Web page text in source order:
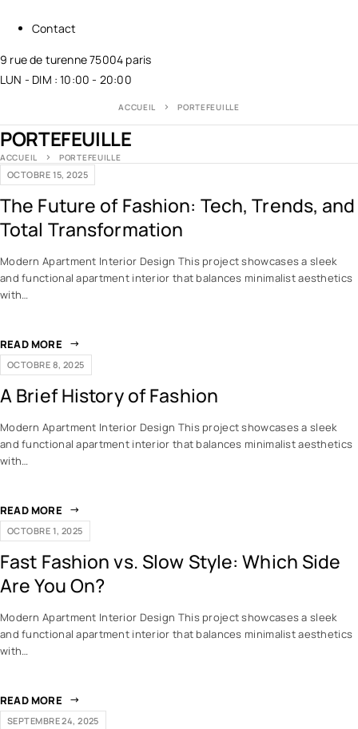
Contact
9 rue de turenne 75004 paris
LUN - DIM : 10:00 - 20:00
ACCUEIL PORTEFEUILLE
PORTEFEUILLE
ACCUEIL PORTEFEUILLE
OCTOBRE 15, 2025
The Future of Fashion: Tech, Trends, and
Total Transformation
Modern Apartment Interior Design This project showcases a sleek
and functional apartment interior that balances minimalist aesthetics
with…
READ MORE
OCTOBRE 8, 2025
A Brief History of Fashion
Modern Apartment Interior Design This project showcases a sleek
and functional apartment interior that balances minimalist aesthetics
with…
READ MORE
OCTOBRE 1, 2025
Fast Fashion vs. Slow Style: Which Side
Are You On?
Modern Apartment Interior Design This project showcases a sleek
and functional apartment interior that balances minimalist aesthetics
with…
READ MORE
SEPTEMBRE 24, 2025